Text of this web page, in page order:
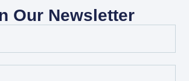
Our Newsletter